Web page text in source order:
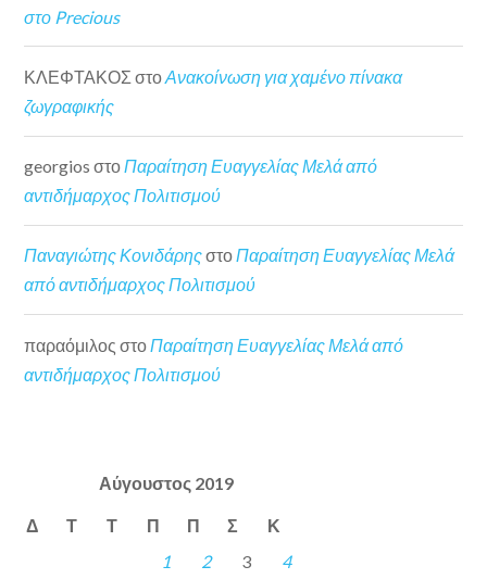
στο Precious
ΚΛΕΦΤΑΚΟΣ στοΑνακοίνωση για χαμένο πίνακα
ζωγραφικής
georgios στοΠαραίτηση Ευαγγελίας Μελά από
αντιδήμαρχος Πολιτισμού
Παναγιώτης ΚονιδάρηςστοΠαραίτηση Ευαγγελίας Μελά
από αντιδήμαρχος Πολιτισμού
παραόμιλος στο Παραίτηση Ευαγγελίας Μελά από
αντιδήμαρχος Πολιτισμού
Αύγουστος 2019
Δ Τ Τ Π Π Σ Κ
1 2 3
4